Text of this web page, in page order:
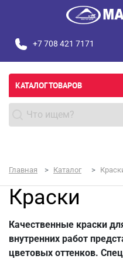
+7 708 421 7171
КАТАЛОГ ТОВАРОВ
Главная Каталог
Краски
Качественные краски
внутренних работ
цветовых оттенков.